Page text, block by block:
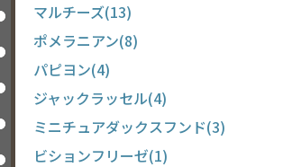
マルチーズ(13)
ポメラニアン(8)
パピヨン(4)
ジャックラッセル(4)
ミニチュアダックスフンド(3)
ビションフリーゼ(1)